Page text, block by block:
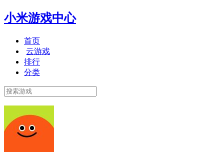
小米游戏中心
首页
云游戏
排行
分类